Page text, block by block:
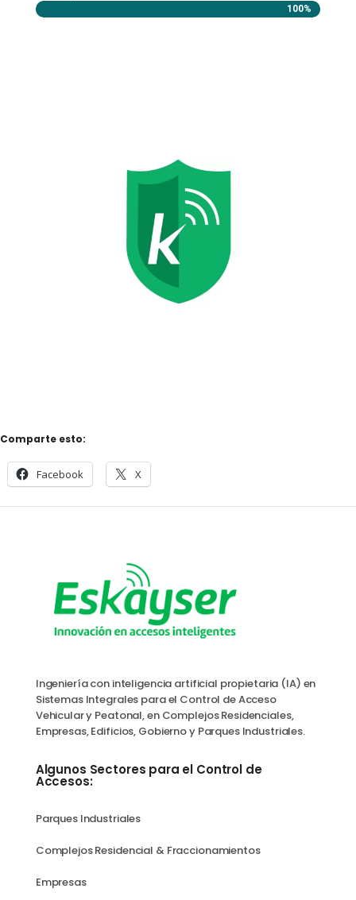
100%
100%
Comparte esto:
Facebook X
Ingeniería con inteligencia artificial propietaria (IA) en
Sistemas Integrales para el Control de Acceso
Vehicular y Peatonal, en Complejos Residenciales,
Empresas, Edificios, Gobierno y Parques Industriales.
Algunos Sectores para el Control de
Accesos:
Parques Industriales
Complejos Residencial & Fraccionamientos
Empresas